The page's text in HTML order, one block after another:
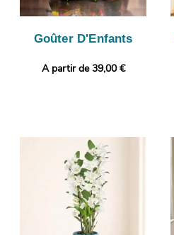
Goûter D'Enfants
A partir de 39,00 €